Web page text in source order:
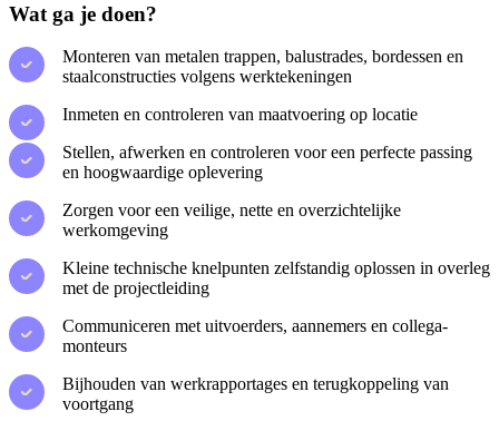
Wat ga je doen?
Monteren van metalen trappen, balustrades, bordessen en
staalconstructies volgens werktekeningen
Inmeten en controleren van maatvoering op locatie
Stellen, afwerken en controleren voor een perfecte passing
en hoogwaardige oplevering
Zorgen voor een veilige, nette en overzichtelijke
werkomgeving
Kleine technische knelpunten zelfstandig oplossen in overleg
met de projectleiding
Communiceren met uitvoerders, aannemers en collega-
monteurs
Bijhouden van werkrapportages en terugkoppeling van
voortgang